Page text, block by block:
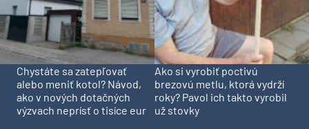
Chystáte sa zatepľovať
alebo meniť kotol? Návod,
ako v nových dotačných
výzvach neprísť o tisíce eur
Ako si vyrobiť poctivú
brezovú metlu, ktorá vydrží
roky? Pavol ich takto vyrobil
už stovky